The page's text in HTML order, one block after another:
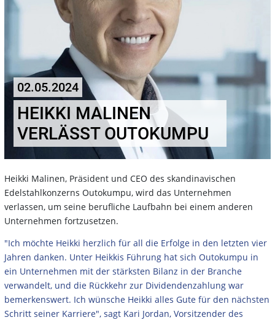
02.05.2024
HEIKKI MALINEN
VERLÄSST OUTOKUMPU
Heikki Malinen, Präsident und CEO des skandinavischen
Edelstahlkonzerns Outokumpu, wird das Unternehmen
verlassen, um seine berufliche Laufbahn bei einem anderen
Unternehmen fortzusetzen.
"Ich möchte Heikki herzlich für all die Erfolge in den letzten vier
Jahren danken. Unter Heikkis Führung hat sich Outokumpu in
ein Unternehmen mit der stärksten Bilanz in der Branche
verwandelt, und die Rückkehr zur Dividendenzahlung war
bemerkenswert. Ich wünsche Heikki alles Gute für den nächsten
Schritt seiner Karriere", sagt Kari Jordan, Vorsitzender des